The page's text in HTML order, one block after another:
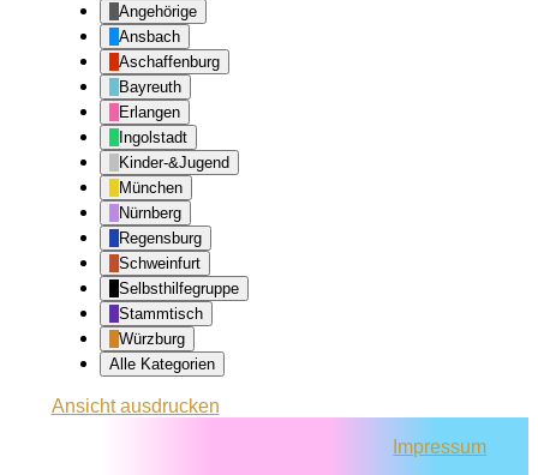
Angehörige
Ansbach
Aschaffenburg
Bayreuth
Erlangen
Ingolstadt
Kinder-&Jugend
München
Nürnberg
Regensburg
Schweinfurt
Selbsthilfegruppe
Stammtisch
Würzburg
Alle Kategorien
Ansichtausdrucken
Impressum